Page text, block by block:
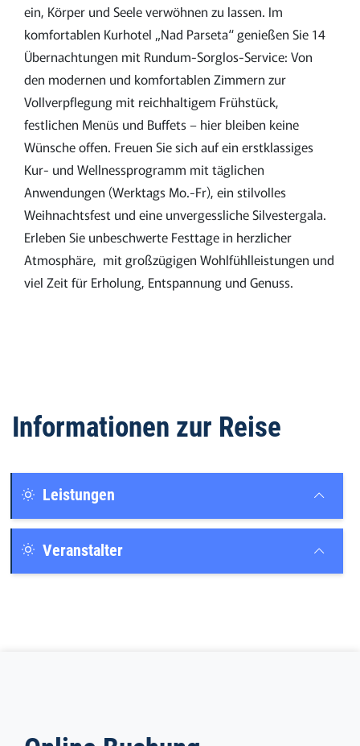
ein, Körper und Seele verwöhnen zu lassen. Im
komfortablen Kurhotel „Nad Parseta“ genießen Sie 14
Übernachtungen mit Rundum-Sorglos-Service: Von
den modernen und komfortablen Zimmern zur
Vollverpflegung mit reichhaltigem Frühstück,
festlichen Menüs und Buffets – hier bleiben keine
Wünsche offen. Freuen Sie sich auf ein erstklassiges
Kur- und Wellnessprogramm mit täglichen
Anwendungen (Werktags Mo.-Fr), ein stilvolles
Weihnachtsfest und eine unvergessliche Silvestergala.
Erleben Sie unbeschwerte Festtage in herzlicher
Atmosphäre, mit großzügigen Wohlfühlleistungen und
viel Zeit für Erholung, Entspannung und Genuss.
Informationen zur Reise
Leistungen
Veranstalter